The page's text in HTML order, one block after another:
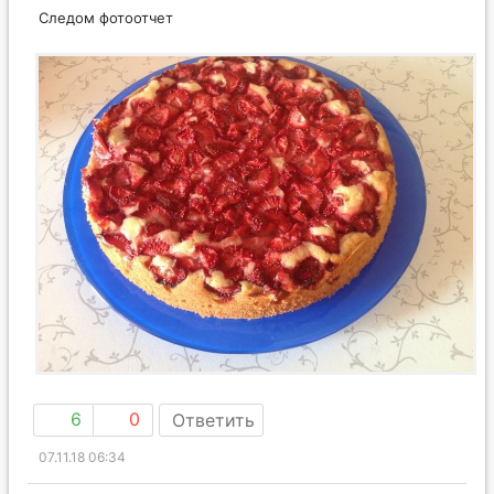
Следом фотоотчет
6 0 Ответить
07.11.18 06:34